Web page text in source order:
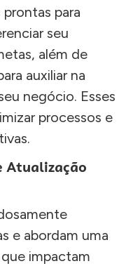
para
seu
além de
auxiliar na
negócio. Esses
processos e
Atualização
e abordam uma
impactam